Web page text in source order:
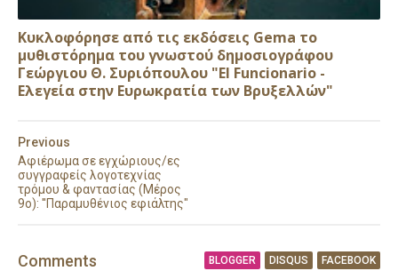
Κυκλοφόρησε από τις εκδόσεις Gema το
μυθιστόρημα του γνωστού δημοσιογράφου
Γεώργιου Θ. Συριόπουλου "El Funcionario -
Ελεγεία στην Ευρωκρατία των Βρυξελλών"
Previous
Αφιέρωμα σε εγχώριους/ες
συγγραφείς λογοτεχνίας
τρόμου & φαντασίας (Μέρος
9ο): ''Παραμυθένιος εφιάλτης"
Comments BLOGGER DISQUS FACEBOOK